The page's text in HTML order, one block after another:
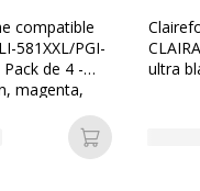
compatible
581XXL/PGI-
Pack de 4 -
magenta,
Ajouter au
ultra